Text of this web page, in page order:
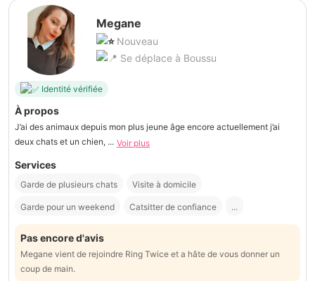
Megane
Nouveau
Se déplace à Boussu
Identité vérifiée
À propos
J’ai des animaux depuis mon plus jeune âge encore actuellement j’ai
deux chats et un chien, ... Voir plus
Services
Garde de plusieurs chats Visite à domicile
Garde pour un weekend Catsitter de confiance ...
Pas encore d'avis
Megane vient de rejoindre Ring Twice et a hâte de vous donner un
coup de main.